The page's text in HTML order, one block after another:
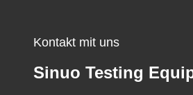
Kontakt mit uns
Sinuo Testing